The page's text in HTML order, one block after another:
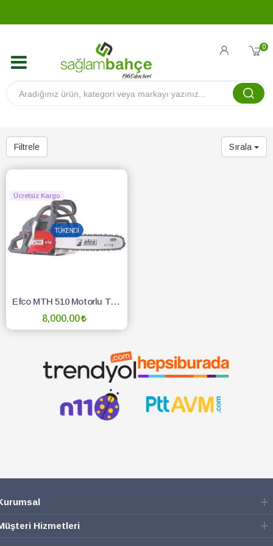
0
Filtrele Sırala
Ücretsiz Kargo
Efco MTH 510 Motorlu Testere
8,000.00
Hizmetleri